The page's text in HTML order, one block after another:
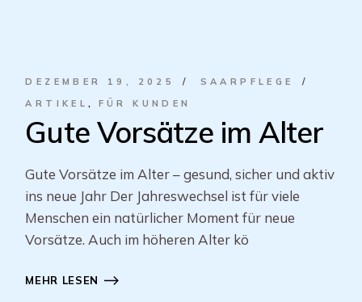
DEZEMBER 19, 2025
SAARPFLEGE
ARTIKEL
FÜR KUNDEN
Gute Vorsätze im Alter
Gute Vorsätze im Alter – gesund, sicher und aktiv
ins neue Jahr Der Jahreswechsel ist für viele
Menschen ein natürlicher Moment für neue
Vorsätze. Auch im höheren Alter kö
MEHR LESEN